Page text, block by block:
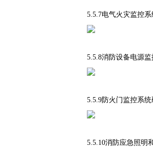
5.5.7电气火灾监控
5.5.8消防设备电源
5.5.9防火门监控系
5.5.10消防应急照明